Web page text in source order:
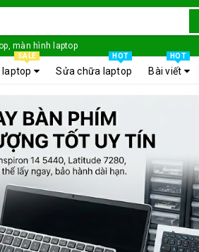
màn hình laptop
laptop
SALE
Sửa chữa laptop
HOT
Bài viết
HOT